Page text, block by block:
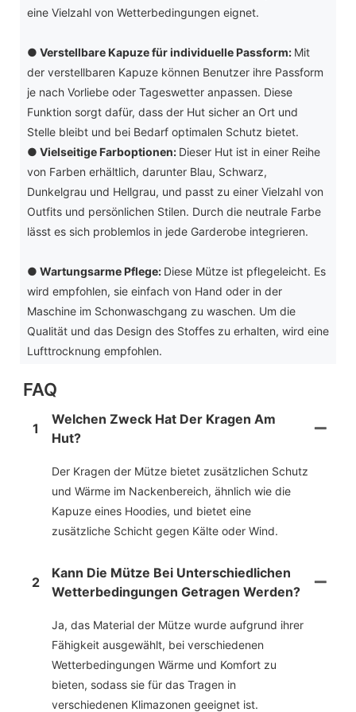
eine Vielzahl von Wetterbedingungen eignet.
● Verstellbare Kapuze für individuelle Passform: Mit
der verstellbaren Kapuze können Benutzer ihre Passform
je nach Vorliebe oder Tageswetter anpassen. Diese
Funktion sorgt dafür, dass der Hut sicher an Ort und
Stelle bleibt und bei Bedarf optimalen Schutz bietet.
● Vielseitige Farboptionen: Dieser Hut ist in einer Reihe
von Farben erhältlich, darunter Blau, Schwarz,
Dunkelgrau und Hellgrau, und passt zu einer Vielzahl von
Outfits und persönlichen Stilen. Durch die neutrale Farbe
lässt es sich problemlos in jede Garderobe integrieren.
● Wartungsarme Pflege: Diese Mütze ist pflegeleicht. Es
wird empfohlen, sie einfach von Hand oder in der
Maschine im Schonwaschgang zu waschen. Um die
Qualität und das Design des Stoffes zu erhalten, wird eine
Lufttrocknung empfohlen.
FAQ
1
Welchen Zweck Hat Der Kragen Am
Hut?
Der Kragen der Mütze bietet zusätzlichen Schutz
und Wärme im Nackenbereich, ähnlich wie die
Kapuze eines Hoodies, und bietet eine
zusätzliche Schicht gegen Kälte oder Wind.
2
Kann Die Mütze Bei Unterschiedlichen
Wetterbedingungen Getragen Werden?
Ja, das Material der Mütze wurde aufgrund ihrer
Fähigkeit ausgewählt, bei verschiedenen
Wetterbedingungen Wärme und Komfort zu
bieten, sodass sie für das Tragen in
verschiedenen Klimazonen geeignet ist.